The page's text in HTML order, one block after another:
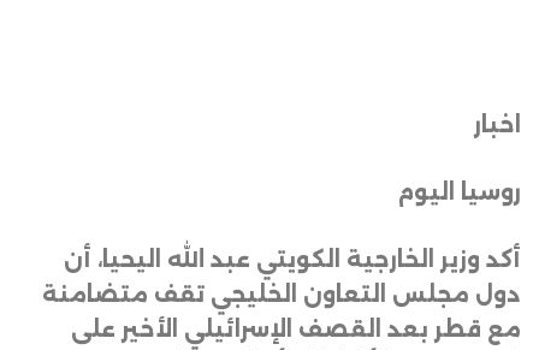
اخبار
روسيا اليوم
أكد وزير الخارجية الكويتي عبد الله اليحيا، أن
دول مجلس التعاون الخليجي تقف متضامنة
مع قطر بعد القصف الإسرائيلي الأخير على